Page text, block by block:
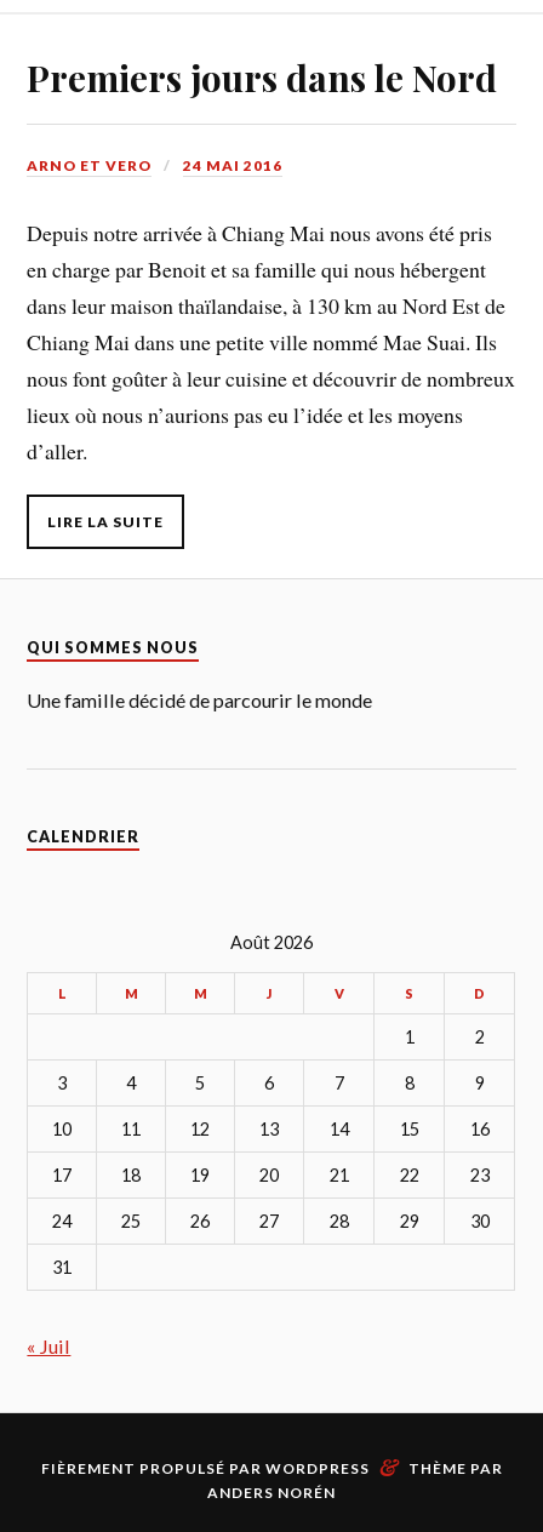
Premiers jours dans le Nord
ARNO ET VERO 24 MAI 2016
Depuis notre arrivée à Chiang Mai nous avons été pris
en charge par Benoit et sa famille qui nous hébergent
dans leur maison thaïlandaise, à 130 km au Nord Est de
Chiang Mai dans une petite ville nommé Mae Suai. Ils
nous font goûter à leur cuisine et découvrir de nombreux
lieux où nous n’aurions pas eu l’idée et les moyens
d’aller.
LIRE LA SUITE
QUI SOMMES NOUS
Une famille décidé de parcourir le monde
CALENDRIER
Août 2026
L M M J V S D
1 2
3 4 5 6 7 8 9
10 11 12 13 14 15 16
17 18 19 20 21 22 23
24 25 26 27 28 29 30
31
« Juil
FIÈREMENT PROPULSÉ PAR WORDPRESS &
THÈME PAR
ANDERS NORÉN